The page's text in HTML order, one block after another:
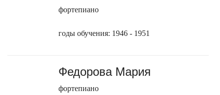
фортепиано
годы обучения: 1946 - 1951
Федорова Мария
фортепиано